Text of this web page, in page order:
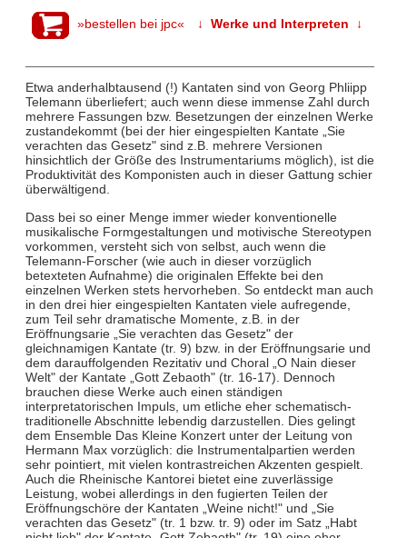
»bestellen bei jpc« ↓ Werke und Interpreten ↓
Etwa anderhalbtausend (!) Kantaten sind von Georg Phliipp
Telemann überliefert; auch wenn diese immense Zahl durch
mehrere Fassungen bzw. Besetzungen der einzelnen Werke
zustandekommt (bei der hier eingespielten Kantate „Sie
verachten das Gesetz" sind z.B. mehrere Versionen
hinsichtlich der Größe des Instrumentariums möglich), ist die
Produktivität des Komponisten auch in dieser Gattung schier
überwältigend.
Dass bei so einer Menge immer wieder konventionelle
musikalische Formgestaltungen und motivische Stereotypen
vorkommen, versteht sich von selbst, auch wenn die
Telemann-Forscher (wie auch in dieser vorzüglich
betexteten Aufnahme) die originalen Effekte bei den
einzelnen Werken stets hervorheben. So entdeckt man auch
in den drei hier eingespielten Kantaten viele aufregende,
zum Teil sehr dramatische Momente, z.B. in der
Eröffnungsarie „Sie verachten das Gesetz" der
gleichnamigen Kantate (tr. 9) bzw. in der Eröffnungsarie und
dem darauffolgenden Rezitativ und Choral „O Nain dieser
Welt" der Kantate „Gott Zebaoth" (tr. 16-17). Dennoch
brauchen diese Werke auch einen ständigen
interpretatorischen Impuls, um etliche eher schematisch-
traditionelle Abschnitte lebendig darzustellen. Dies gelingt
dem Ensemble Das Kleine Konzert unter der Leitung von
Hermann Max vorzüglich: die Instrumentalpartien werden
sehr pointiert, mit vielen kontrastreichen Akzenten gespielt.
Auch die Rheinische Kantorei bietet eine zuverlässige
Leistung, wobei allerdings in den fugierten Teilen der
Eröffnungschöre der Kantaten „Weine nicht!" und „Sie
verachten das Gesetz" (tr. 1 bzw. tr. 9) oder im Satz „Habt